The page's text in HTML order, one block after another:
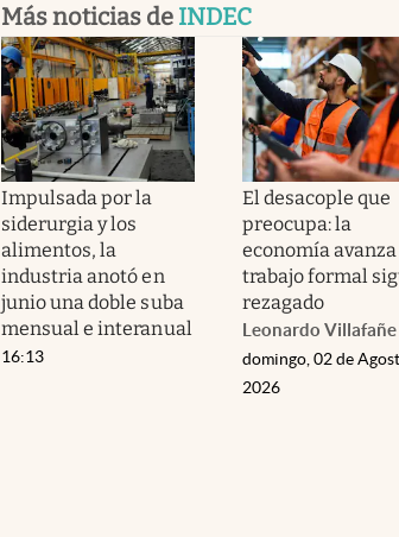
Más noticias de INDEC
Impulsada por la
siderurgia y los
alimentos, la
industria anotó en
junio una doble suba
mensual e interanual
16:13
El desacople que
preocupa: la
economía avanza
trabajo formal
rezagado
Leonardo Villafañe
domingo, 02 de
2026